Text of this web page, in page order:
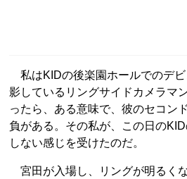
私はKIDの後楽園ホールでのデ
影しているリングサイドカメラマ
ったら、ある意味で、彼のセコン
負がある。その私が、この日の
しない感じを受けたのだ。
宮田が入場し、リングが明るく